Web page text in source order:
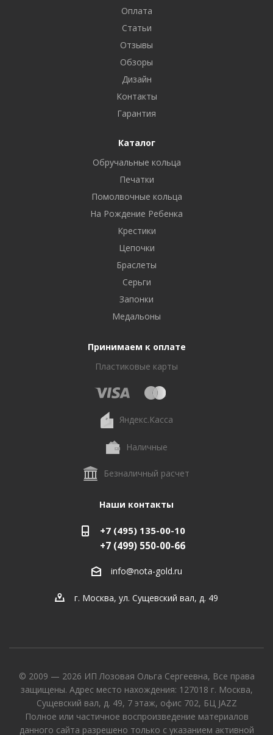
Оплата
Статьи
Отзывы
Обзоры
Дизайн
Контакты
Гарантия
Каталог
Обручальные кольца
Печатки
Помолвочные кольца
На Рождение Ребенка
Крестики
Цепочки
Браслеты
Серьги
Запонки
Медальоны
Принимаем к оплате
Пластиковые карты
Яндекс.Касса
Наличные
Безналичный расчет
Наши контакты
+7 (495) 135-00-10
+7 (499) 550-00-66
info@nota-gold.ru
г. Москва, ул. Сущевский вал, д. 49
© 2009 — 2026 ИП Лозовая Ольга Сергеевна, Все права
защищены. Адрес место нахождения: 127018 г. Москва,
Сущевский вал, д. 49, 7 этаж, офис 702, БЦ JAZZ
Полное или частичное воспроизведение материалов
данного сайта разрешено только с указанием активной